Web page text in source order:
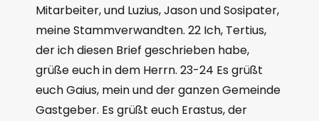
Mitarbeiter, und Luzius, Jason und Sosipater,
meine Stammverwandten. 22 Ich, Tertius,
der ich diesen Brief geschrieben habe,
grüße euch in dem Herrn. 23-24 Es grüßt
euch Gaius, mein und der ganzen Gemeinde
Gastgeber. Es grüßt euch Erastus, der